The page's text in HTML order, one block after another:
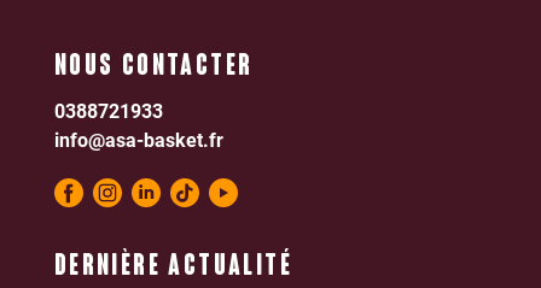
DERNIÈRE ACTUALITÉ
NOUS CONTACTER
0388721933
info@asa-basket.fr